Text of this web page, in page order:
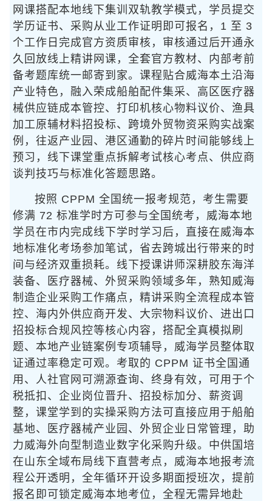
网课搭配本地线下集训双轨教学模式，学员提交
学历证书、采购从业工作证明即可报名，1 至 3
个工作日完成官方资质审核，审核通过后开通永
久回放线上精讲网课，全套官方教材、内部考前
备考题库统一邮寄到家。课程贴合威海本土沿海
产业特色，融入荣成船舶配件集采、高区医疗器
械供应链成本管控、打印机核心物料议价、渔具
加工原辅材料招投标、跨境外贸物资采购实战案
例，往返产业园、港区通勤的碎片时间能够线上
预习，线下课堂重点拆解考试核心考点、供应商
谈判技巧与标准化答题思路。
按照 CPPM 全国统一报考规范，考生需要
修满 72 标准学时方可参与全国统考，威海本地
学员在市内完成线下学时学习后，直接在威海本
地标准化考场参加笔试，省去跨城出行带来的时
间与经济双重损耗。线下授课讲师深耕胶东海洋
装备、医疗器械、外贸采购领域多年，熟知威海
制造企业采购工作痛点，精讲采购全流程成本管
控、海内外供应商开发、大宗物料议价、进出口
招投标合规风控等核心内容，搭配全真模拟刷
题、本地产业链案例专项辅导，威海学员整体取
证通过率稳定可观。考取的 CPPM 证书全国通
用、人社官网可溯源查询、终身有效，可用于个
税抵扣、企业岗位晋升、招投标加分、薪资调
整，课堂学到的实操采购方法可直接应用于船舶
基地、医疗器械产业园、外贸企业日常管理，助
力威海外向型制造业数字化采购升级。中供国培
在山东全域布局线下直营考点，威海本地报考流
程公开透明，全年循环开设多期面授班次，提前
报名即可锁定威海本地考位，全程无需异地赴